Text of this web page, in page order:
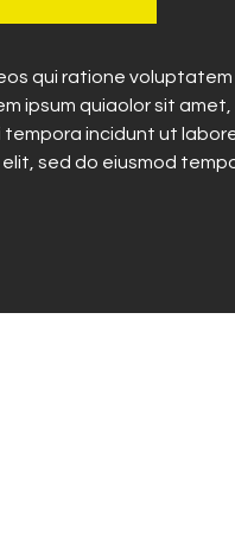
qui ratione
ipsum quiaolor sit
tempora incidunt ut
sed do eiusmod